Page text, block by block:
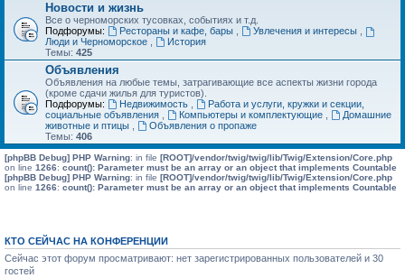
Новости и жизнь
Все о черноморских тусовках, событиях и т.д.
Подфорумы:
Рестораны и кафе, бары Увлечения и интересы
Люди и Черноморское
История
Темы: 425
Объявления
Объявления на любые темы, затрагивающие все аспекты жизни города
(кроме сдачи жилья для туристов).
Подфорумы:
Недвижимость
Работа и услуги, кружки и секции,
социальные объявления
Компьютеры и комплектующие
Домашние
животные и птицы
Объявления о пропаже
Темы: 406
[phpBB Debug] PHP Warning: in file [ROOT]/vendor/twig/twig/lib/Twig/Extension/Core.php
on line 1266: count(): Parameter must be an array or an object that implements Countable
[phpBB Debug] PHP Warning: in file [ROOT]/vendor/twig/twig/lib/Twig/Extension/Core.php
on line 1266: count(): Parameter must be an array or an object that implements Countable
КТО СЕЙЧАС НА КОНФЕРЕНЦИИ
Сейчас этот форум просматривают: нет зарегистрированных пользователей и 30
гостей